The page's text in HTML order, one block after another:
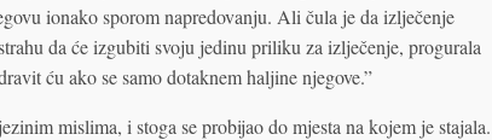
ionako sporom napredovanju. Ali čula je da izlječenje
da će izgubiti svoju jedinu priliku za izlječenje, progurala
ću ako se samo dotaknem haljine njegove.”
mislima, i stoga se probijao do mjesta na kojem je stajala.